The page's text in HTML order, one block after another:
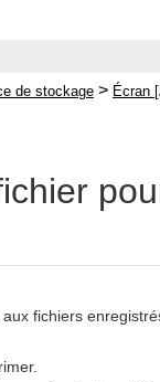
de stockage > Écran
fichiers